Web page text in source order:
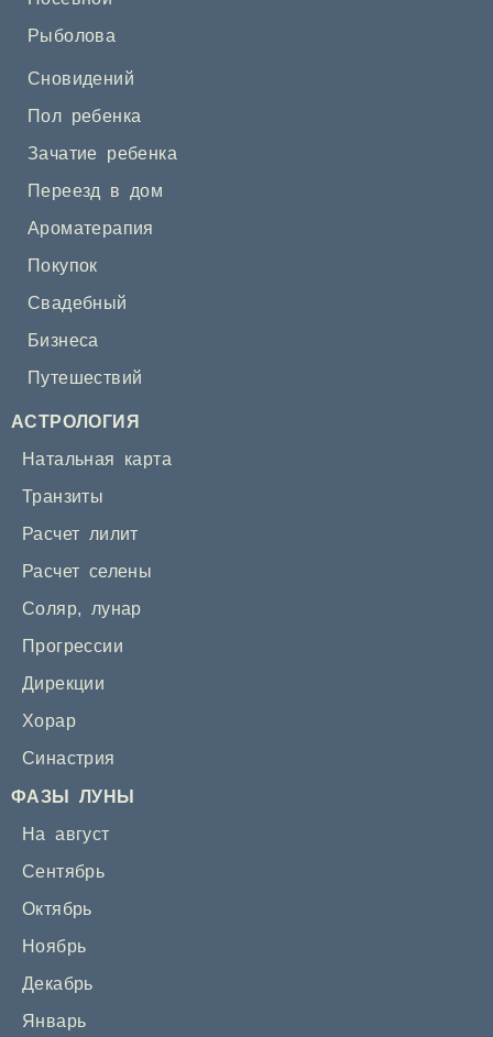
Рыболова
Сновидений
Пол ребенка
Зачатие ребенка
Переезд в дом
Ароматерапия
Покупок
Свадебный
Бизнеса
Путешествий
АСТРОЛОГИЯ
Натальная карта
Транзиты
Расчет лилит
Расчет селены
Соляр, лунар
Прогрессии
Дирекции
Хорар
Синастрия
ФАЗЫ ЛУНЫ
На август
Сентябрь
Октябрь
Ноябрь
Декабрь
Январь